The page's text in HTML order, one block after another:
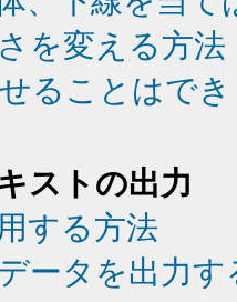
を変える方法
ることはで
ストの出力
する方法
ータを出力す